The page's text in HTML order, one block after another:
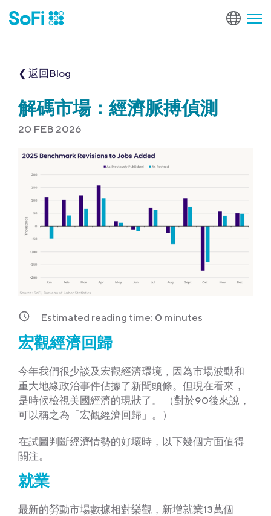
❮ 返回Blog
解碼市場：經濟脈搏偵測
20 FEB 2026
Estimated reading time: 0 minutes
宏觀經濟回歸
今年我們很少談及宏觀經濟環境，因為市場波動和
重大地緣政治事件佔據了新聞頭條。但現在看來，
是時候檢視美國經濟的現狀了。 （對於90後來說，
可以稱之為「宏觀經濟回歸」。）
在試圖判斷經濟情勢的好壞時，以下幾個方面值得
關注。
就業
最新的勞動市場數據相對樂觀，新增就業13萬個